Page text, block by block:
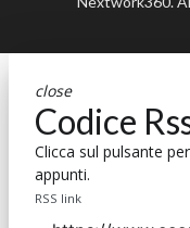
close
Codice
Clicca sul pulsante
appunti.
RSS link